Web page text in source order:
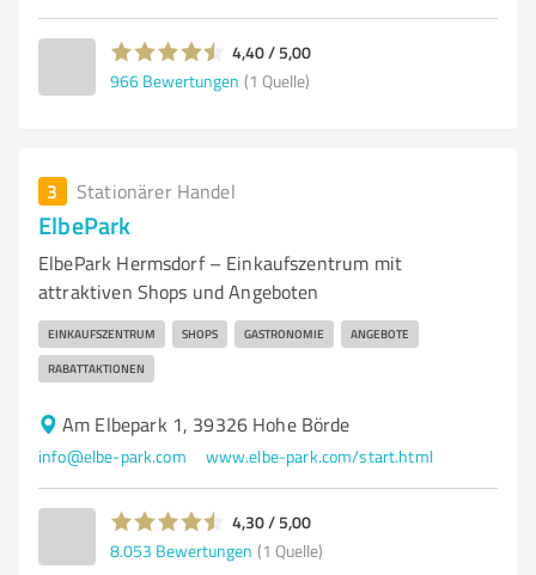
4,40 / 5,00
966 Bewertungen (1 Quelle)
3 Stationärer Handel
ElbePark
ElbePark Hermsdorf – Einkaufszentrum mit
attraktiven Shops und Angeboten
EINKAUFSZENTRUM SHOPS GASTRONOMIE ANGEBOTE
RABATTAKTIONEN
Am Elbepark 1, 39326 Hohe Börde
info@elbe-park.com www.elbe-park.com/start.html
4,30 / 5,00
8.053 Bewertungen (1 Quelle)